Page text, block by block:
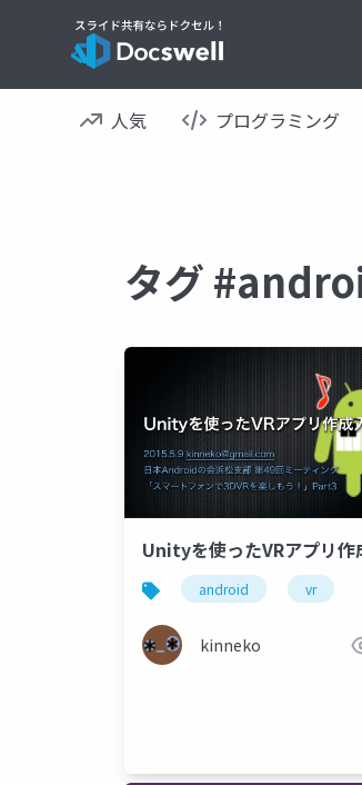
人気 プログラミング
タグ
Unityを使ったVRアプリ作
android vr
kinneko